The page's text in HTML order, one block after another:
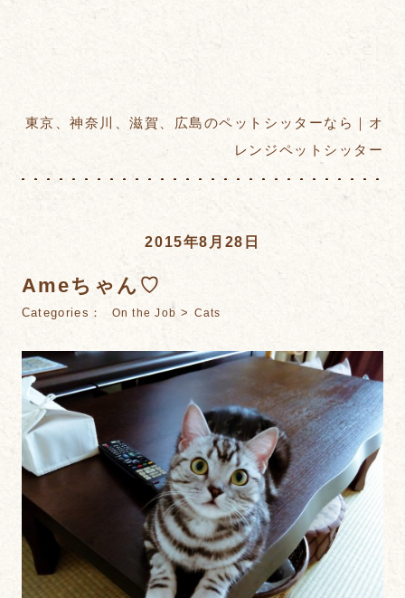
東京、神奈川、滋賀、広島のペットシッターなら｜オ
レンジペットシッター
2015年8月28日
Ameちゃん♡
Categories： On the Job > Cats